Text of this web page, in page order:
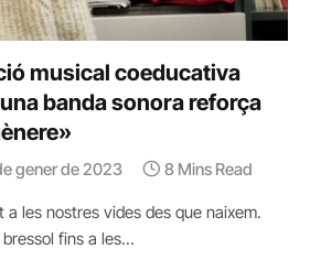
musical coeducativa
banda sonora reforça
gener de 2023 8 Mins Read
a les nostres vides des que naixem.
fins a les…